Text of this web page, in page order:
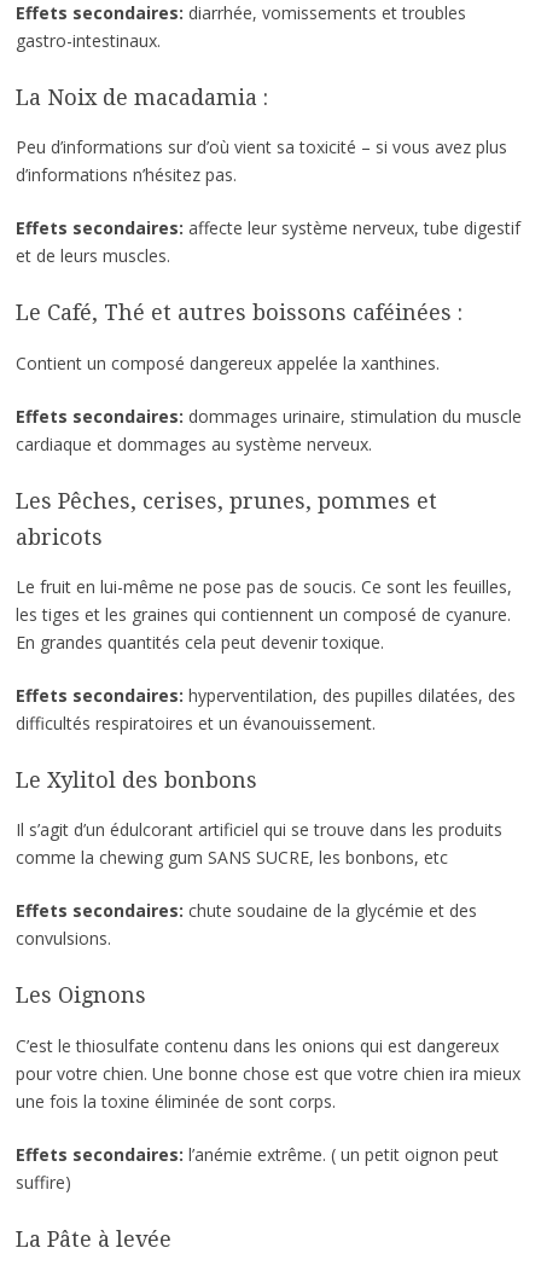
Effets secondaires: diarrhée, vomissements et troubles
gastro-intestinaux.
La Noix de macadamia :
Peu d’informations sur d’où vient sa toxicité – si vous avez plus
d’informations n’hésitez pas.
Effets secondaires: affecte leur système nerveux, tube digestif
et de leurs muscles.
Le Café, Thé et autres boissons caféinées :
Contient un composé dangereux appelée la xanthines.
Effets secondaires: dommages urinaire, stimulation du muscle
cardiaque et dommages au système nerveux.
Les Pêches, cerises, prunes, pommes et
abricots
Le fruit en lui-même ne pose pas de soucis. Ce sont les feuilles,
les tiges et les graines qui contiennent un composé de cyanure.
En grandes quantités cela peut devenir toxique.
Effets secondaires: hyperventilation, des pupilles dilatées, des
difficultés respiratoires et un évanouissement.
Le Xylitol des bonbons
Il s’agit d’un édulcorant artificiel qui se trouve dans les produits
comme la chewing gum SANS SUCRE, les bonbons, etc
Effets secondaires: chute soudaine de la glycémie et des
convulsions.
Les Oignons
C’est le thiosulfate contenu dans les onions qui est dangereux
pour votre chien. Une bonne chose est que votre chien ira mieux
une fois la toxine éliminée de sont corps.
Effets secondaires: l’anémie extrême. ( un petit oignon peut
suffire)
La Pâte à levée